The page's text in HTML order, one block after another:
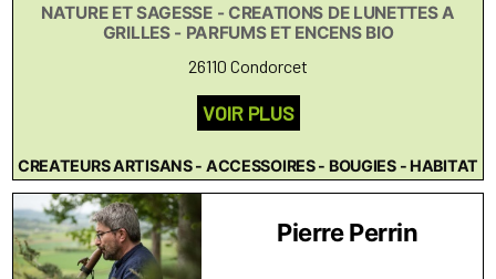
NATURE ET SAGESSE - CREATIONS DE LUNETTES A
GRILLES - PARFUMS ET ENCENS BIO
26110 Condorcet
VOIR PLUS
CREATEURS ARTISANS - ACCESSOIRES - BOUGIES - HABITAT
Pierre Perrin